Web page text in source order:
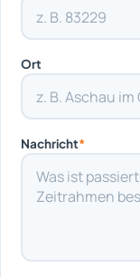
Ort
Nachricht*